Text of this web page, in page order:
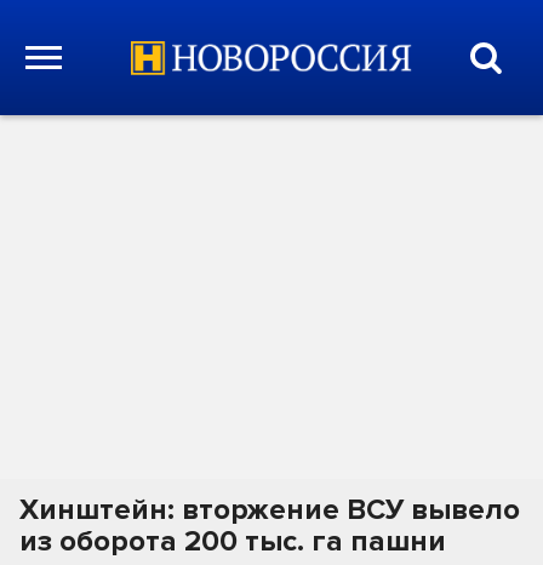
Хинштейн: вторжение ВСУ вывело
из оборота 200 тыс. га пашни